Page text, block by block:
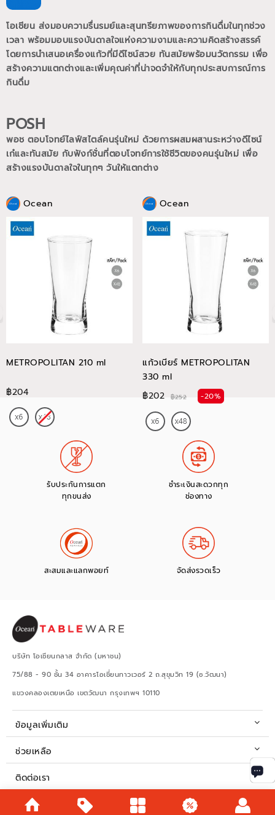
โอเชียน ส่งมอบความรื่นรมย์และสุนทรียภาพของการกินดื่มในทุกช่วง
เวลา พร้อมมอบแรงบันดาลใจแห่งความงามและความคิดสร้างสรรค์
โดยการนำเสนอเครื่องแก้วที่มีดีไซน์สวย ทันสมัยพร้อมนวัตกรรม เพื่อ
สร้างความแตกต่างและเพิ่มคุณค่าที่น่าจดจำให้กับทุกประสบการณ์การ
กินดื่ม
POSH
พอช ตอบโจทย์ไลฟ์สไตล์คนรุ่นใหม่ ด้วยการผสมผสานระหว่างดีไซน์
เก๋และทันสมัย กับฟังก์ชั่นที่ตอบโจทย์การใช้ชีวิตของคนรุ่นใหม่ เพื่อ
สร้างแรงบันดาลใจในทุกๆ วันให้แตกต่าง
Ocean
METROPOLITAN 210 ml
฿204
Ocean
แก้วเบียร์ METROPOLITAN
330 ml
฿202
฿252 -20%
รับประกันการแตก
ทุกขนส่ง
ชำระเงินสะดวกทุก
ช่องทาง
สะสมและแลกพอยท์ จัดส่งรวดเร็ว
บริษัท โอเชียนกลาส จำกัด (มหาชน)
75/88 - 90 ชั้น 34 อาคารโอเชี่ยนทาวเวอร์ 2 ถ.สุขุมวิท 19 (ซ.วัฒนา)
แขวงคลองเตยเหนือ เขตวัฒนา กรุงเทพฯ 10110
ข้อมูลเพิ่มเติม
ช่วยเหลือ
ติดต่อเรา
เวลาทำการ